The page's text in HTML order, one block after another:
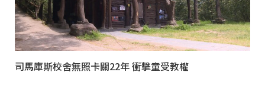
司馬庫斯校舍無照卡關22年 衝擊童受教權